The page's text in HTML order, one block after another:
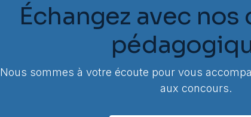
Échangez avec
Nous sommes à votre écoute pour vous
aux concours.